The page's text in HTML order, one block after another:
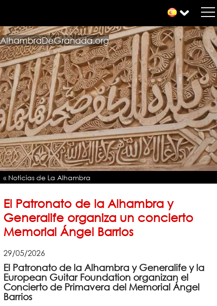
AlhambraDeGranada.org
« Noticias de La Alhambra
El Patronato de la Alhambra y
Generalife organiza un concierto
Memorial Ángel Barrios
29/05/2026
El Patronato de la Alhambra y Generalife y la
European Guitar Foundation organizan el
Concierto de Primavera del Memorial Ángel
Barrios